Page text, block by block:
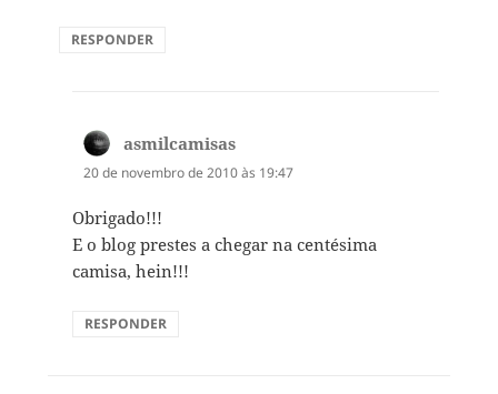
RESPONDER
asmilcamisasdisse:
20 de novembro de 2010 às 19:47
Obrigado!!!
E o blog prestes a chegar na centésima
camisa, hein!!!
RESPONDER